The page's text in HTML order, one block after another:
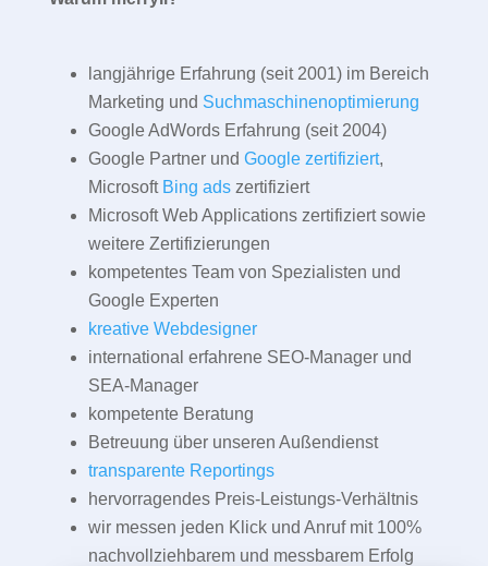
langjährige Erfahrung (seit 2001) im Bereich
Marketing und Suchmaschinenoptimierung
Google AdWords Erfahrung (seit 2004)
Google Partner und Google zertifiziert,
Microsoft Bing adszertifiziert
Microsoft Web Applications zertifiziert sowie
weitere Zertifizierungen
kompetentes Team von Spezialisten und
Google Experten
kreative Webdesigner
international erfahrene SEO-Manager und
SEA-Manager
kompetente Beratung
Betreuung über unseren Außendienst
transparente Reportings
hervorragendes Preis-Leistungs-Verhältnis
wir messen jeden Klick und Anruf mit 100%
nachvollziehbarem und messbarem Erfolg